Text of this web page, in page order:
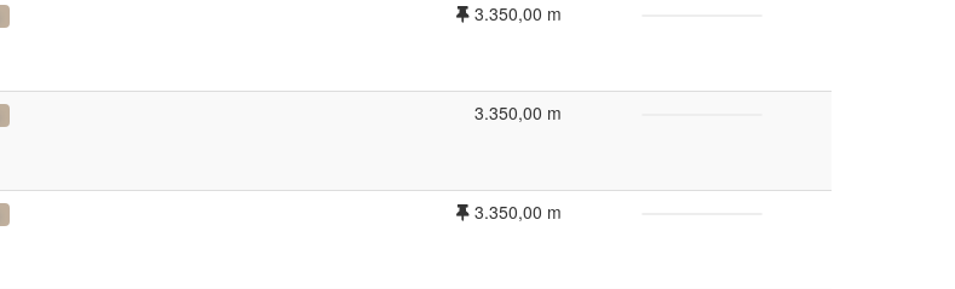
3.350,00 m
3.350,00 m
3.350,00 m